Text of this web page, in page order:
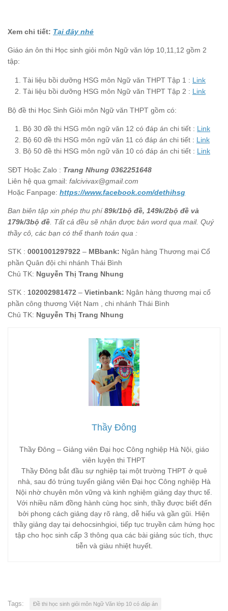
Xem chi tiết: Tại đây nhé
Giáo án ôn thi Học sinh giỏi môn Ngữ văn lớp 10,11,12 gồm 2
tập:
Tài liệu bồi dưỡng HSG môn Ngữ văn THPT Tập 1 : Link
Tài liệu bồi dưỡng HSG môn Ngữ văn THPT Tập 2 : Link
Bộ đề thi Học Sinh Giỏi môn Ngữ văn THPT gồm có:
Bộ 30 đề thi HSG môn ngữ văn 12 có đáp án chi tiết : Link
Bộ 60 đề thi HSG môn ngữ văn 11 có đáp án chi tiết : Link
Bộ 50 đề thi HSG môn ngữ văn 10 có đáp án chi tiết : Link
SĐT Hoặc Zalo : Trang Nhung 0362251648
Liên hệ qua gmail: falcivivax@gmail.com
Hoặc Fanpage: https://www.facebook.com/dethihsg
Ban biên tập xin phép thu phí89k/1bộ đề, 149k/2bộ đề và
179k/3bộ đề . Tất cả đều sẽ nhận được bản word qua mail. Quý
thầy cô, các bạn có thể thanh toán qua :
STK : 0001001297922 – MBbank: Ngân hàng Thương mại Cổ
phần Quân đội chi nhánh Thái Bình
Chủ TK: Nguyễn Thị Trang Nhung
STK : 102002981472 – Vietinbank: Ngân hàng thương mại cổ
phần công thương Việt Nam , chi nhánh Thái Bình
Chủ TK: Nguyễn Thị Trang Nhung
Thầy Đông
Thầy Đông – Giảng viên Đại học Công nghiệp Hà Nội, giáo
viên luyện thi THPT
Thầy Đông bắt đầu sự nghiệp tại một trường THPT ở quê
nhà, sau đó trúng tuyển giảng viên Đại học Công nghiệp Hà
Nội nhờ chuyên môn vững và kinh nghiệm giảng dạy thực tế.
Với nhiều năm đồng hành cùng học sinh, thầy được biết đến
bởi phong cách giảng dạy rõ ràng, dễ hiểu và gần gũi. Hiện
thầy giảng dạy tại dehocsinhgioi, tiếp tục truyền cảm hứng học
tập cho học sinh cấp 3 thông qua các bài giảng súc tích, thực
tiễn và giàu nhiệt huyết.
Tags: Đề thi học sinh giỏi môn Ngữ Văn lớp 10 có đáp án